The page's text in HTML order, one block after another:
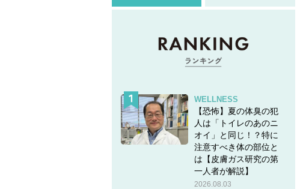
WELLNESS
【恐怖】夏の体臭の犯
人は「トイレのあのニ
オイ」と同じ！？特に
注意すべき体の部位と
は【皮膚ガス研究の第
一人者が解説】
2026.08.03